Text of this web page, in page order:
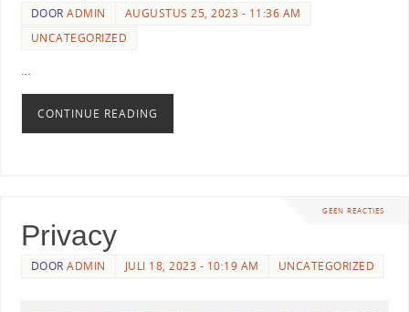
DOORADMIN
AUGUSTUS 25, 2023 - 11:36 AM
UNCATEGORIZED
…
CONTINUE READING
GEEN REACTIES
Privacy
DOORADMIN JULI 18, 2023 - 10:19 AM UNCATEGORIZED